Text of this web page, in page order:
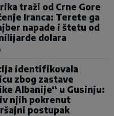
traži od Crne Gore
Iranca: Terete ga
napade i štetu od
dolara
identifikovala
zbog zastave
Albanije“ u Gusinju:
njih pokrenut
postupak